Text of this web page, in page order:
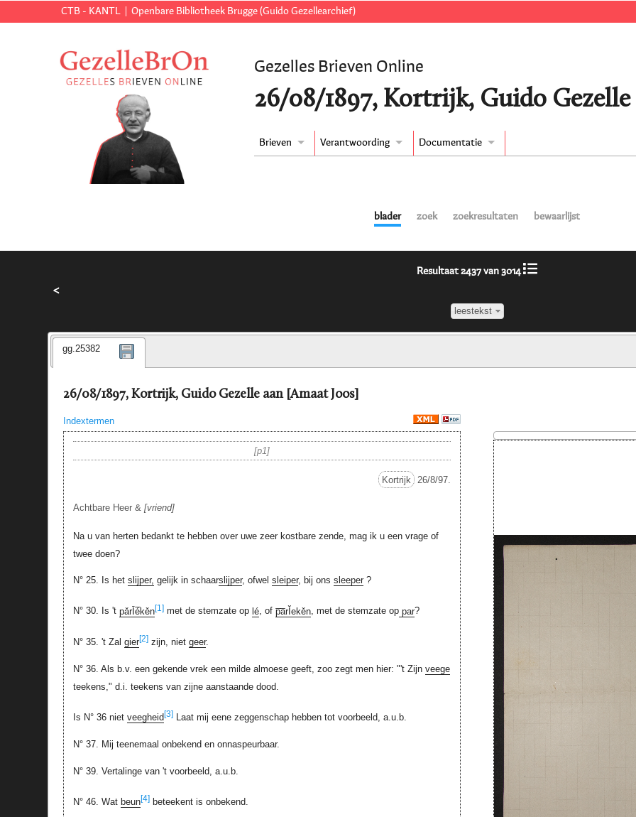
CTB - KANTL Openbare Bibliotheek Brugge (Guido Gezellearchief)
Gezelles Brieven Online
26/08/1897, Kortrijk, Guido Gezelle
Brieven Verantwoording Documentatie
blader zoek zoekresultaten bewaarlijst
<
Resultaat 2437 van 3014
leestekst
gg.25382
26/08/1897, Kortrijk, Guido Gezelle aan [Amaat Joos]
Indextermen
p1
Kortrijk 26/8/97.
Achtbare Heer & vriend
Na u van herten bedankt te hebben over uwe zeer kostbare zende, mag ik u een vrage of
twee doen?
N° 25. Is het slijper, gelijk in schaarslijper, ofwel sleiper, bij ons sleeper?
N° 30. Is 't pǎrĪé̅kěn[1]met de stemzate op lé, of p̅a̅rĬekěn, met de stemzate oppar?
N° 35. 't Zal gier[2]zijn, niet geer.
N° 36. Als b.v. een gekende vrek een milde almoese geeft, zoo zegt men hier: "'t Zijn veege
teekens," d.i. teekens van zijne aanstaande dood.
Is N° 36 niet veegheid[3]Laat mij eene zeggenschap hebben tot voorbeeld, a.u.b.
N° 37. Mij teenemaal onbekend en onnaspeurbaar.
N° 39. Vertalinge van 't voorbeeld, a.u.b.
N° 46. Wat beun[4]beteekent is onbekend.